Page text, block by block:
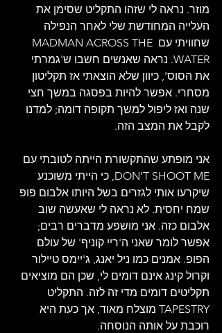
מוזר. נראה לי שזהו התקליט שסימן את
העלייה המחודשת שלי לאחר הנפילה
שחוויתי עם MADMAN ACROSS THE
WATER. נראה שאנשים חשבו ש'גמרתי
את הסוס', כיוון שלא הוצאתי אז תקליטון
מסחרי. אפשר להיות בפסגה במשך חצי
שנה ואז ליפול למשך תקופה דומה; למדנו
לקבל את המצב הזה.
אני מופתע שהתקשורת הייתה לטובתי עם
DON'T SHOOT ME, כי הייתי משוכנע
שיקרעו אותי לגזרים בשל היותו אלבום פופ
שמח יחסית. לא נראה לי שאעשה שוב
אלבום כזה. אני מושפע מדברים רבים;
אפשר לומר שאני ה'ריי קוניף' של עולם
הפופ. אמנים כמו ניל יאנג, ג'יימס טיילור
וקרול קינג אינם דומים לי, שכן הם מוציאים
תקליטים דומים מדי זה לזה. התקליט
TAPESTRY מוצלח מאוד, אך כעת היא
רוכבת על אותה הנוסחה.